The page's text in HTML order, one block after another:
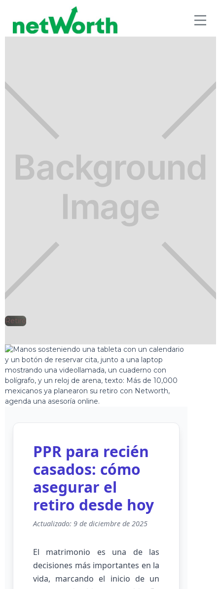
RETIRO
Retiro
PPR para recién
casados: cómo
asegurar el
retiro desde hoy
Actualizado: 9 de diciembre de 2025
El matrimonio es una de las
decisiones más importantes en la
vida, marcando el inicio de un